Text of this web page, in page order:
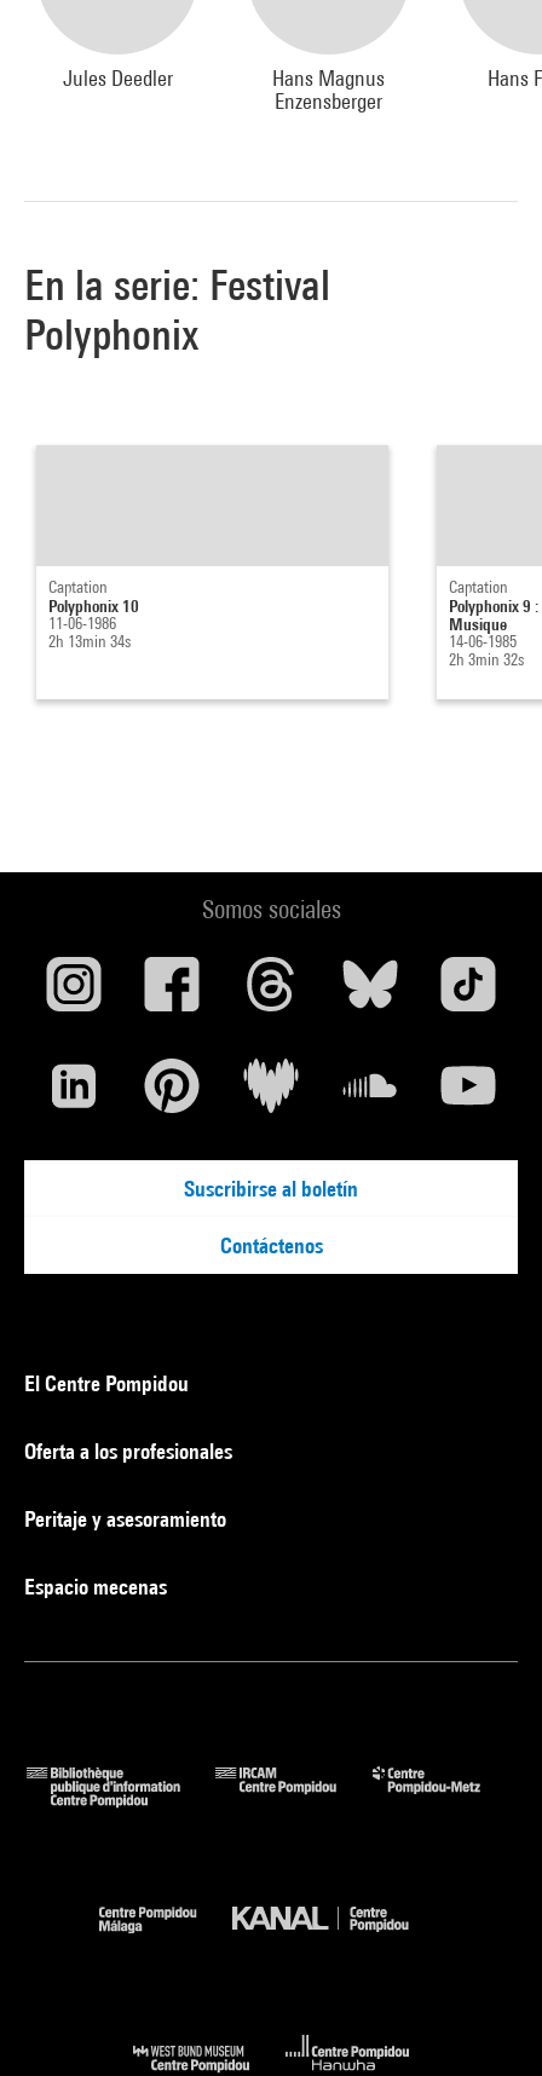
Jules Deedler
Hans Magnus
Enzensberger
Hans
En la serie: Festival
Polyphonix
Captation
Polyphonix 10
11-06-1986
2h 13min 34s
Captation
Polyphonix 9
Musique
14-06-1985
2h 3min 32s
Somos sociales
Suscribirse al boletín
Contáctenos
El Centre Pompidou
Oferta a los profesionales
Peritaje y asesoramiento
Espacio mecenas